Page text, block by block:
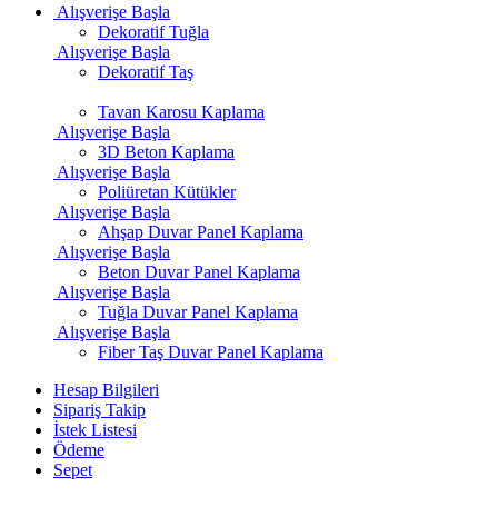
Alışverişe Başla
Dekoratif Tuğla
Alışverişe Başla
Dekoratif Taş
Tavan Karosu Kaplama
Alışverişe Başla
3D Beton Kaplama
Alışverişe Başla
Poliüretan Kütükler
Alışverişe Başla
Ahşap Duvar Panel Kaplama
Alışverişe Başla
Beton Duvar Panel Kaplama
Alışverişe Başla
Tuğla Duvar Panel Kaplama
Alışverişe Başla
Fiber Taş Duvar Panel Kaplama
Hesap Bilgileri
Sipariş Takip
İstek Listesi
Ödeme
Sepet